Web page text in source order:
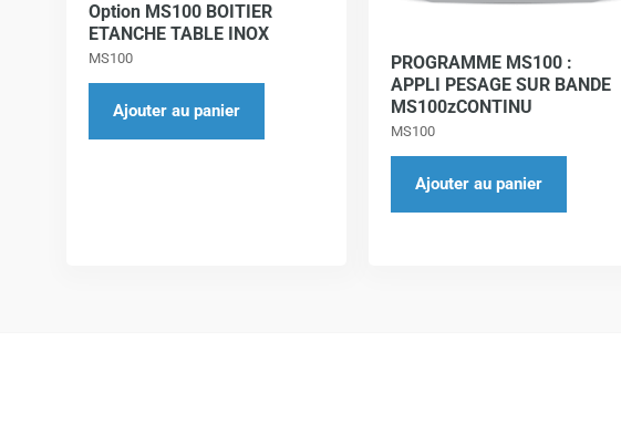
Option MS100 BOITIER
ETANCHE TABLE INOX
MS100
Ajouter au panier
PROGRAMME MS100 :
APPLI PESAGE SUR BANDE
MS100zCONTINU
MS100
Ajouter au panier